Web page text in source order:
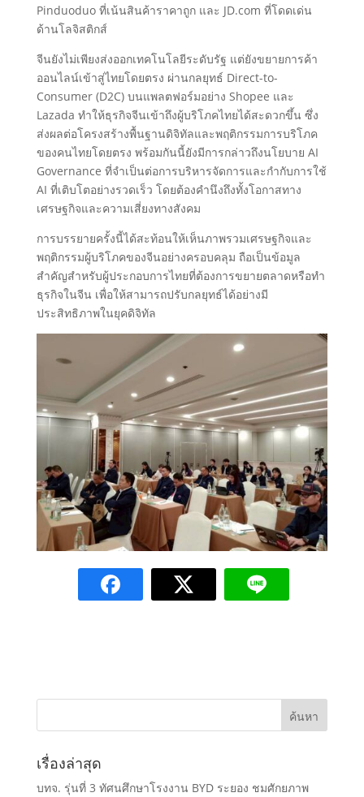
Pinduoduo ที่เน้นสินค้าราคาถูก และ JD.com ที่โดดเด่น
ด้านโลจิสติกส์
จีนยังไม่เพียงส่งออกเทคโนโลยีระดับรัฐ แต่ยังขยายการค้า
ออนไลน์เข้าสู่ไทยโดยตรง ผ่านกลยุทธ์ Direct-to-
Consumer (D2C) บนแพลตฟอร์มอย่าง Shopee และ
Lazada ทำให้ธุรกิจจีนเข้าถึงผู้บริโภคไทยได้สะดวกขึ้น ซึ่ง
ส่งผลต่อโครงสร้างพื้นฐานดิจิทัลและพฤติกรรมการบริโภค
ของคนไทยโดยตรง พร้อมกันนี้ยังมีการกล่าวถึงนโยบาย AI
Governance ที่จำเป็นต่อการบริหารจัดการและกำกับการใช้
AI ที่เติบโตอย่างรวดเร็ว โดยต้องคำนึงถึงทั้งโอกาสทาง
เศรษฐกิจและความเสี่ยงทางสังคม
การบรรยายครั้งนี้ได้สะท้อนให้เห็นภาพรวมเศรษฐกิจและ
พฤติกรรมผู้บริโภคของจีนอย่างครอบคลุม ถือเป็นข้อมูล
สำคัญสำหรับผู้ประกอบการไทยที่ต้องการขยายตลาดหรือทำ
ธุรกิจในจีน เพื่อให้สามารถปรับกลยุทธ์ได้อย่างมี
ประสิทธิภาพในยุคดิจิทัล
เรื่องล่าสุด
บทจ. รุ่นที่ 3 ทัศนศึกษาโรงงาน BYD ระยอง ชมศักยภาพ